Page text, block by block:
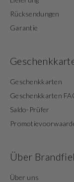
Rücksendungen
Garantie
Geschenkkarten
Geschenkkarten
Saldo-Prüfer
Über
Über uns